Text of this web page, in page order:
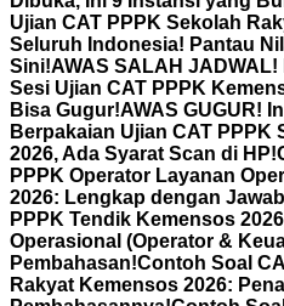
Ujian CAT PPPK Sekolah
Seluruh Indonesia! Pantau
Sini!AWAS SALAH
Sesi Ujian CAT PPPK
Bisa Gugur!AWAS GUGUR!
Berpakaian Ujian CAT PPPK
2026, Ada Syarat Scan di HP!
PPPK Operator Layanan
2026: Lengkap dengan
PPPK Tendik Kemensos
Operasional (Operator &
Pembahasan!Contoh Soal
Rakyat Kemensos 2026: